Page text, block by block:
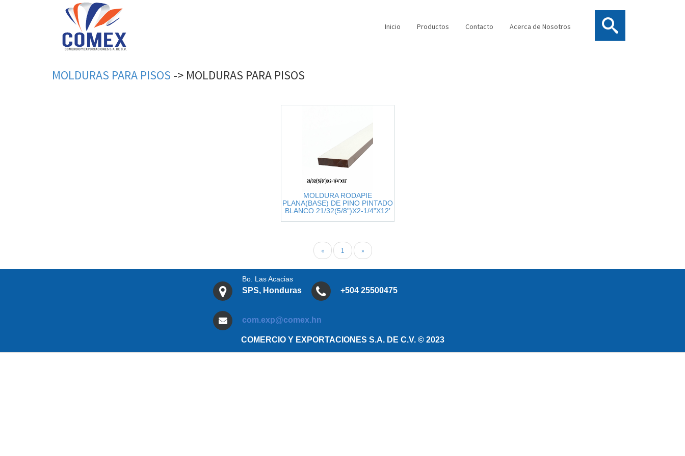
Inicio Productos Contacto Acerca de Nosotros
MOLDURAS PARA PISOS -> MOLDURAS PARA PISOS
MOLDURA RODAPIE
PLANA(BASE) DE PINO PINTADO
BLANCO 21/32(5/8")X2-1/4"X12′
« 1 »
Bo. Las Acacias
SPS, Honduras +504 25500475
com.exp@comex.hn
COMERCIO Y EXPORTACIONES S.A. DE C.V. © 2023